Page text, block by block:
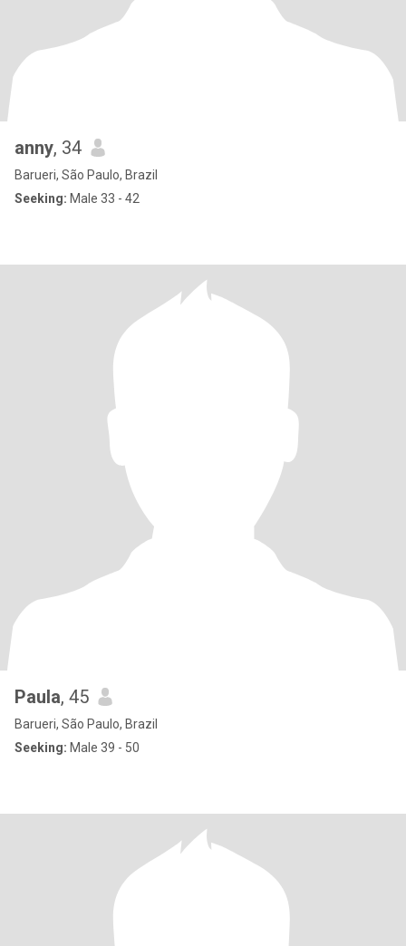
anny, 34
Barueri, São Paulo, Brazil
Seeking: Male 33 - 42
Paula, 45
Barueri, São Paulo, Brazil
Seeking: Male 39 - 50